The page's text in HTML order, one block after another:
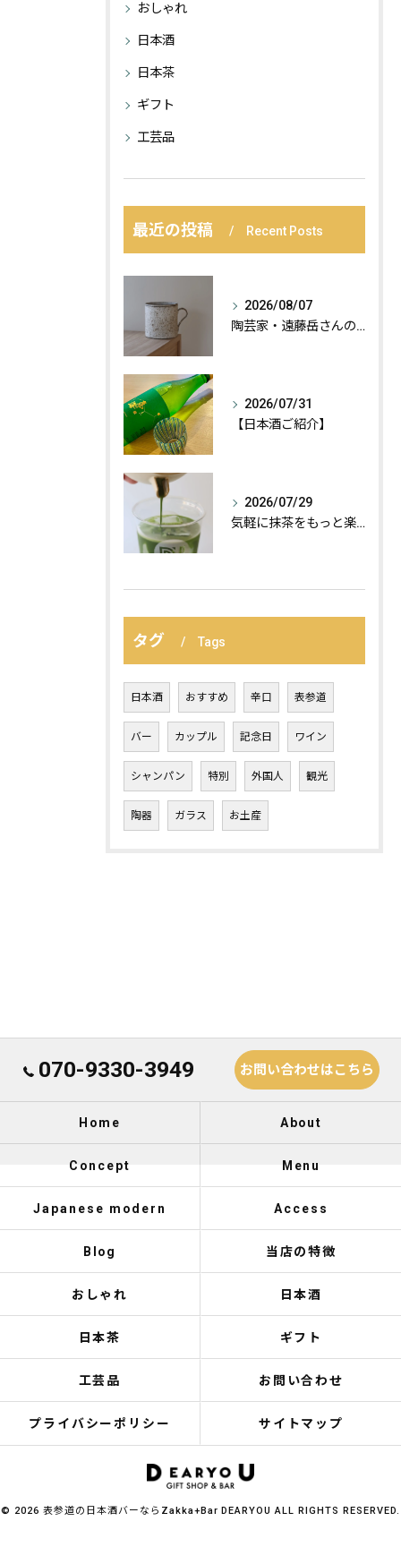
おしゃれ
日本酒
日本茶
ギフト
工芸品
最近の投稿 Recent Posts
2026/08/07
陶芸家・遠藤岳さんの作品が届きました。
2026/07/31
【日本酒ご紹介】
2026/07/29
気軽に抹茶をもっと楽しむ、おすすめの飲み方の紹介:
タグ Tags
日本酒 おすすめ 辛口 表参道
バー カップル 記念日 ワイン
シャンパン 特別 外国人 観光
陶器 ガラス お土産
070-9330-3949 お問い合わせはこちら
Home About
Concept Menu
Japanese modern Access
Blog 当店の特徴
おしゃれ 日本酒
日本茶 ギフト
工芸品 お問い合わせ
プライバシーポリシー サイトマップ
© 2026 表参道の日本酒バーならZakka+Bar DEARYOU ALL RIGHTS RESERVED.